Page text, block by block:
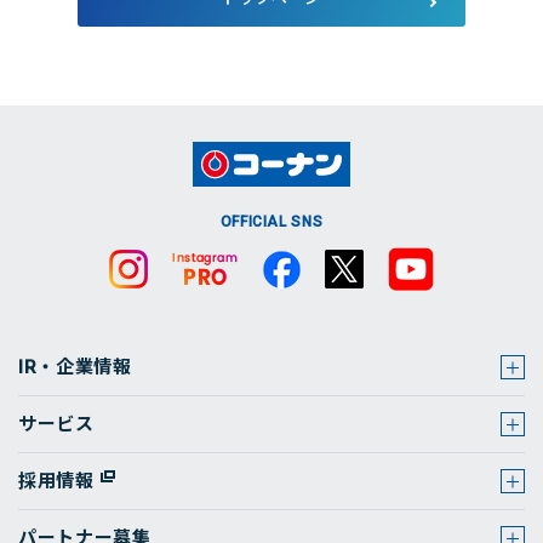
OFFICIAL SNS
IR・企業情報
サービス
採用情報
パートナー募集